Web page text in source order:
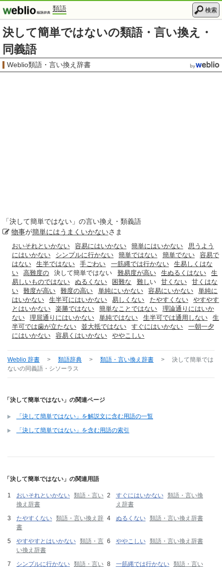
類語 検索
決して簡単ではないの類語・言い換え・
同義語
Weblio類語・言い換え辞書
「決して簡単ではない 」の言い換え・類義語
物事が簡単にはうまくいかないさま
おいそれといかない 容易にはいかない 簡単にはいかない
思うよう
にはいかない
シンプルに行かない 簡単ではない 簡単でない
容易で
はない
生半ではない 手ごわい 一筋縄では行かない
生易しくはな
い
高難度の 決して簡単ではない 難易度が高い 生ぬるくはない
生
易しいものではない
ぬるくない 困難な 難し い 甘くない
甘くはな
い
難度が高い 難度の高い 単純にいかない 容易にいかない
単純に
はいかない
生半可にはいかない 易しくない たやすくない
やすやす
とはいかない
楽勝ではない 簡単なことではない
理論通りにはいか
ない
理屈通りにはいかない 単純ではない 生半可では通用しない
生
半可では歯が立たない
並大抵ではない すぐにはいかない
一朝一夕
にはいかない
容易くはいかない ややこしい
Weblio 辞書 > 類語辞典 > 類語・言い換え辞書 >
決して簡単では
ないの同義語・シソーラス
「決して簡単ではない」の関連ページ
「決して簡単ではない」を解説文に含む用語の一覧
「決して簡単ではない」を含む用語の索引
「決して簡単ではない」の関連用語
おいそれといかない 類語・言い
換え辞書
すぐにはいかない 類語・言い換
え辞書
たやすくない 類語・言い換え辞
書
ぬるくない 類語・言い換え辞書
やすやすとはいかない 類語・言
い換え辞書
ややこしい 類語・言い換え辞書
シンプルに行かない 類語・言い
一筋縄では行かない 類語・言い